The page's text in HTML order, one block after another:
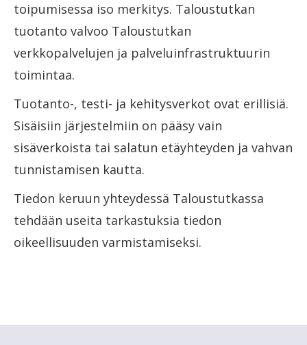
toipumisessa iso merkitys. Taloustutkan
tuotanto valvoo Taloustutkan
verkkopalvelujen ja palveluinfrastruktuurin
toimintaa.
Tuotanto-, testi- ja kehitysverkot ovat erillisiä.
Sisäisiin järjestelmiin on pääsy vain
sisäverkoista tai salatun etäyhteyden ja vahvan
tunnistamisen kautta.
Tiedon keruun yhteydessä Taloustutkassa
tehdään useita tarkastuksia tiedon
oikeellisuuden varmistamiseksi.